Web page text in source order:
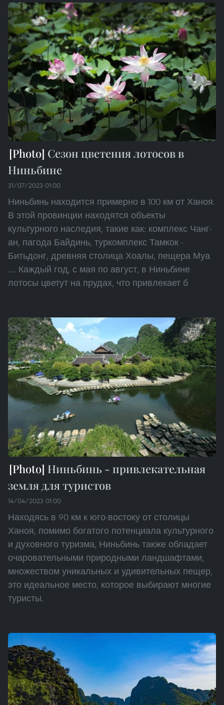
Сезон цветения лотосов в
Ниньбине
31/07/2023 01:00
Ниньбинь находится примерно в 100 км от Ханоя.
В этой провинции находятся объекты
культурного наследия, такие как: комплекс Чанг-
ан, пагода Байдинь, туркомплекс Тамкок -
Битьдонг, древняя столица Хоалы, пещера Муа
.... Каждый год, с мая по август, в Ниньбине
лотосы цветут на прудах, что привлекает б
Ниньбинь - привлекательная
земля для туристов
14/04/2023 01:00
Находясь в 90 км к юго-востоку от столицы
Ханоя, помимо богатого потенциала культурного
и духовного туризма, Ниньбинь также обладает
очаровательными природными ландшафтами,
множеством уникальных и удивительных пещер,
это идеальное место, которое выбирают многие
туристы.